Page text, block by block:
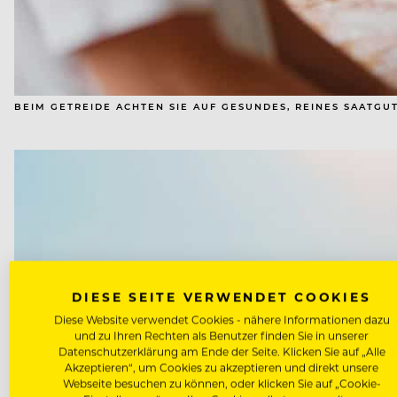
BEIM GETREIDE ACHTEN SIE AUF GESUNDES, REINES
DIESE SEITE VERWENDET COOKIES
Diese Website verwendet Cookies - nähere Informationen dazu
und zu Ihren Rechten als Benutzer finden Sie in unserer
Datenschutzerklärung am Ende der Seite. Klicken Sie auf „Alle
Akzeptieren“, um Cookies zu akzeptieren und direkt unsere
Webseite besuchen zu können, oder klicken Sie auf „Cookie-